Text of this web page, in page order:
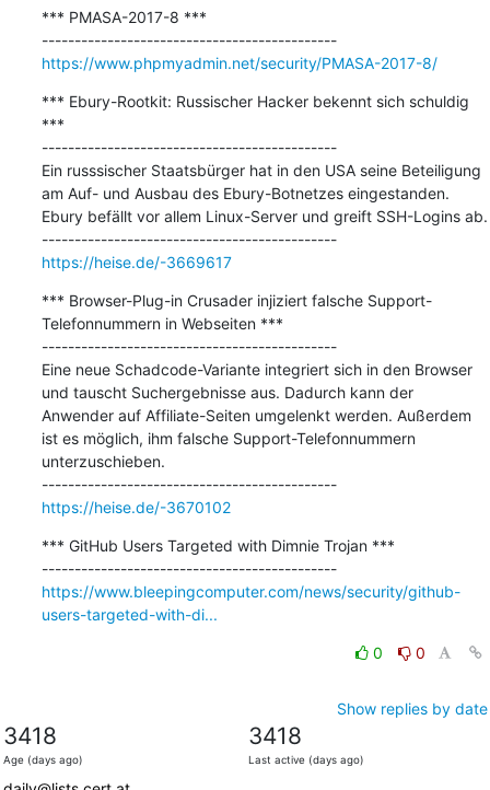
*** PMASA-2017-8 ***
---------------------------------------------
https://www.phpmyadmin.net/security/PMASA-2017-8/
*** Ebury-Rootkit: Russischer Hacker bekennt sich schuldig
***
---------------------------------------------
Ein russsischer Staatsbürger hat in den USA seine Beteiligung
am Auf- und Ausbau des Ebury-Botnetzes eingestanden.
Ebury befällt vor allem Linux-Server und greift SSH-Logins ab.
---------------------------------------------
https://heise.de/-3669617
*** Browser-Plug-in Crusader injiziert falsche Support-
Telefonnummern in Webseiten ***
---------------------------------------------
Eine neue Schadcode-Variante integriert sich in den Browser
und tauscht Suchergebnisse aus. Dadurch kann der
Anwender auf Affiliate-Seiten umgelenkt werden. Außerdem
ist es möglich, ihm falsche Support-Telefonnummern
unterzuschieben.
---------------------------------------------
https://heise.de/-3670102
*** GitHub Users Targeted with Dimnie Trojan ***
---------------------------------------------
https://www.bleepingcomputer.com/news/security/github-
users-targeted-with-di...
0 0
Show replies by date
3418
Age (days ago)
3418
Last active (days ago)